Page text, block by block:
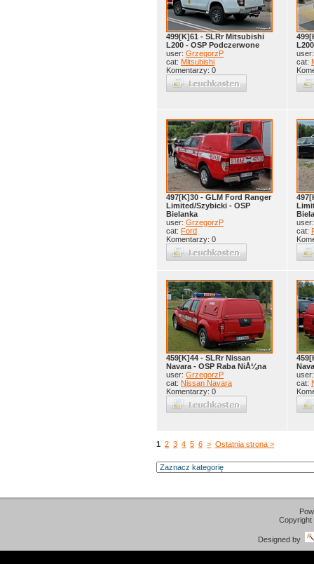
499[K]61 - SLRr Mitsubishi
L200 - OSP Podczerwone
user: GrzegorzP
cat: Mitsubishi
Komentarzy: 0
cat:
497[K]30 - GLM Ford Ranger
Limited/Szybicki - OSP
Bielanka
user: GrzegorzP
cat: Ford
Komentarzy: 0
cat:
459[K]44 - SLRr Nissan
Navara - OSP Raba NiÅ¼na
user: GrzegorzP
cat: Nissan Navara
Komentarzy: 0
cat:
1 2 3 4 5 6 > Ostatnia strona >
Designed by